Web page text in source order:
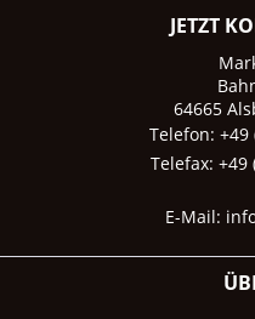
JETZT
64665
Telefon: +49
Telefax: +49
E-Mail: